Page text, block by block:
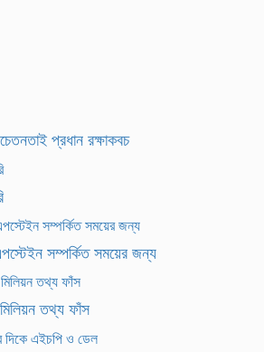
প্রধান রক্ষাকবচ
সম্পর্কিত সময়ের জন্য
তথ্য ফাঁস